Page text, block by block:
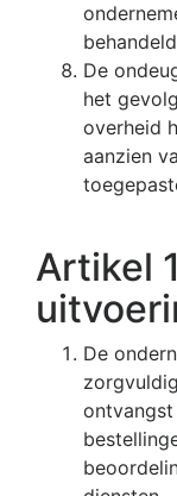
De
het
overheid
aanzien
Artikel
De